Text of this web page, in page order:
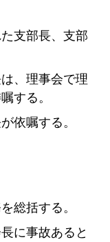
支部長、支部
、理事会で理
する。
依嘱する。
総括する。
に事故あると